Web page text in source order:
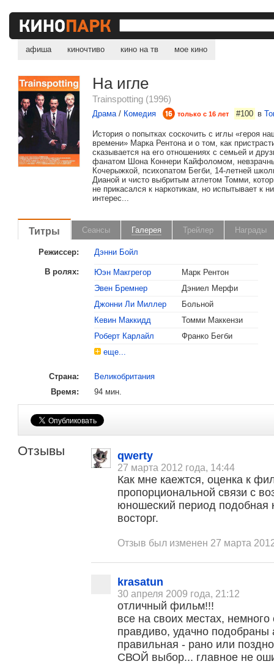
афиша киночтиво кино на тв мое кино
На игле
Trainspotting (1996)
Драма/ Комедия только с 16 лет #100 в
История о попытках соскочить с иглы «героя
времени» Марка Рентона и о том, как
сказывается на его отношениях с семьей и
фанатом Шона Коннери Кайфоломом,
Кочерыжкой, психопатом Бегби, 14-летней
Дианой и чисто выбритым атлетом Томми,
не прикасался к наркотикам, но испытывает к
интерес...
Титры Сеансы Галерея Трейлер Награды
Режиссер: Дэнни Бойл
В ролях: Юэн Макгрегор
Марк Рентон
Эвен Бремнер
Дэниел Мерфи
Джонни Ли Миллер
Больной
Кевин Маккидд
Томми Маккензи
Роберт Карлайл
Франко Бегби
еще...
Страна:
Великобритания
Время:
94 мин.
Отзывы qwerty
27 марта 2012 года, 14:44
Как мне каежтся, оценка к
пропорциональной связи с
юношеский период подобная
восторг.
Отзыв был изменен 27 марта
krasatun
30 апреля 2009 года, 21:12
отличный фильм!!!
все на своих местах,
правдиво, удачно подобраны
правильная - рано или
СВОЙ выбор... главное не